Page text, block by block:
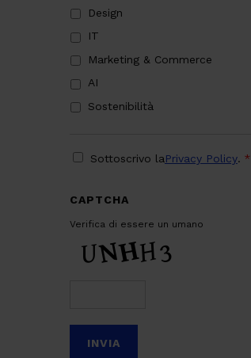
Design
IT
Marketing & Commerce
AI
Sostenibilità
PRIVACY
Sottoscrivo laPrivacy Policy. *
CAPTCHA
Verifica di essere un umano